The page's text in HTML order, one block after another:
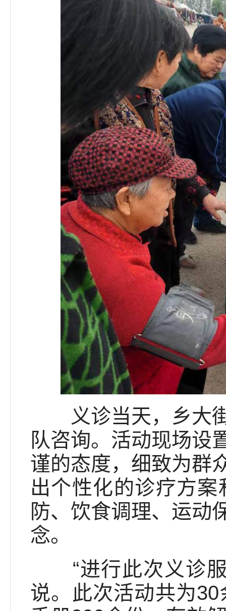
义诊当天，乡大街
队咨询。活动现场设
谨的态度，细致为群
出个性化的诊疗方
防、饮食调理、运动
念。
“进行此次义诊服
说。此次活动共为